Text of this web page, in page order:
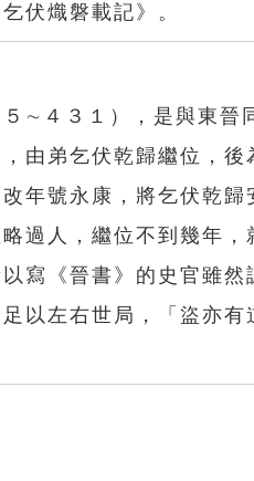
伏熾磐載記》。
∼４３１），是與東晉
由弟乞伏乾歸繼位，後
年號永康，將乞伏乾歸
過人，繼位不到幾年，
寫《晉書》的史官雖然
以左右世局，「盜亦有